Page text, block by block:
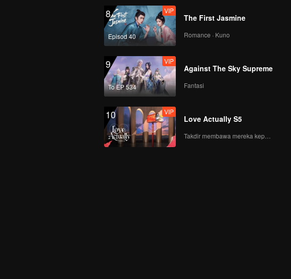
8
Episod 40
VIP
The First Jasmine
Romance · Kuno
9
To EP 534
VIP
Against The Sky Supreme
Fantasi
10 VIP
Love Actually S5
Takdir membawa mereka kepada cinta yang tulus!